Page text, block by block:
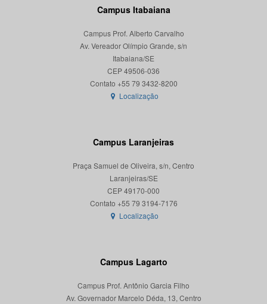
Campus Itabaiana
Campus Prof. Alberto Carvalho
Av. Vereador Olímpio Grande, s/n
Itabaiana/SE
CEP 49506-036
Localização
Campus Laranjeiras
Praça Samuel de Oliveira, s/n, Centro
Laranjeiras/SE
CEP 49170-000
Localização
Campus Lagarto
Campus Prof. Antônio Garcia Filho
Av. Governador Marcelo Déda, 13, Centro